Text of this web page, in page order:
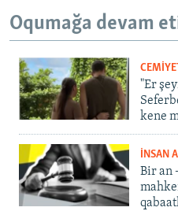
Oqumağa devam
"Er
kene
İNSAN
Bir an